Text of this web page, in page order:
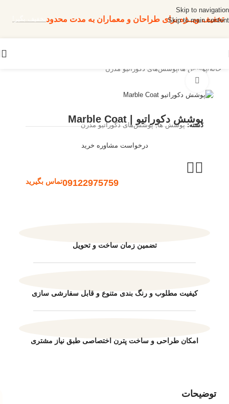
Skip to navigation
Skip to main content
تخفیف ویــژه برای طراحان و معماران به مدت محدود
خانه /پوشش ها /پوشش‌های دکوراتیو مدرن
پوشش دکوراتیو | Marble Coat
دسته: پوشش ها, پوشش‌های دکوراتیو مدرن
درخواست مشاوره خرید
09122975759تماس بگیرید
تضمین زمان ساخت و تحویل
کیفیت مطلوب و رنگ بندی متنوع و قابل سفارشی سازی
امکان طراحی و ساخت پترن اختصاصی طبق نیاز مشتری
توضیحات